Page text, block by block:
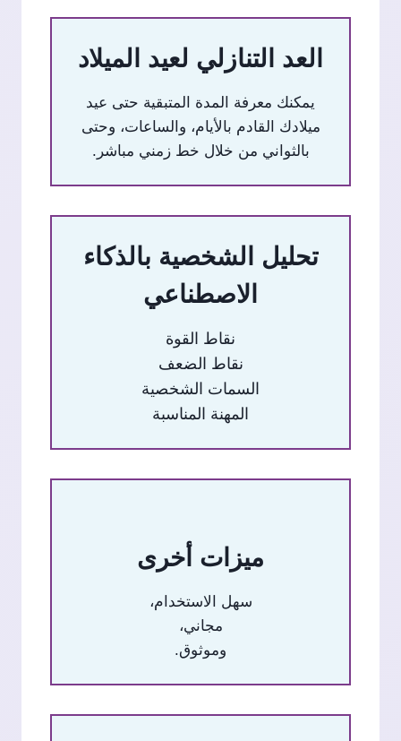
العد التنازلي لعيد الميلاد
يمكنك معرفة المدة المتبقية حتى عيد
ميلادك القادم بالأيام، والساعات، وحتى
بالثواني من خلال خط زمني مباشر.
تحليل الشخصية بالذكاء
الاصطناعي
نقاط القوة
نقاط الضعف
السمات الشخصية
المهنة المناسبة
ميزات أخرى
سهل الاستخدام،
مجاني،
وموثوق.